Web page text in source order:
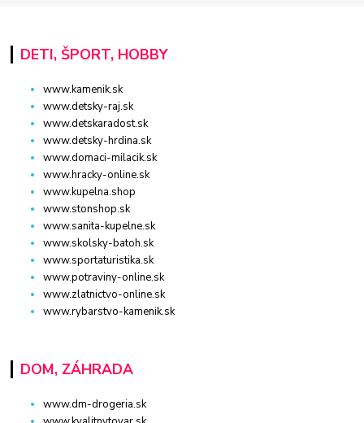
DETI, ŠPORT, HOBBY
www.kamenik.sk
www.detsky-raj.sk
www.detskaradost.sk
www.detsky-hrdina.sk
www.domaci-milacik.sk
www.hracky-online.sk
www.kupelna.shop
www.stonshop.sk
www.sanita-kupelne.sk
www.skolsky-batoh.sk
www.sportaturistika.sk
www.potraviny-online.sk
www.zlatnictvo-online.sk
www.rybarstvo-kamenik.sk
DOM, ZÁHRADA
www.dm-drogeria.sk